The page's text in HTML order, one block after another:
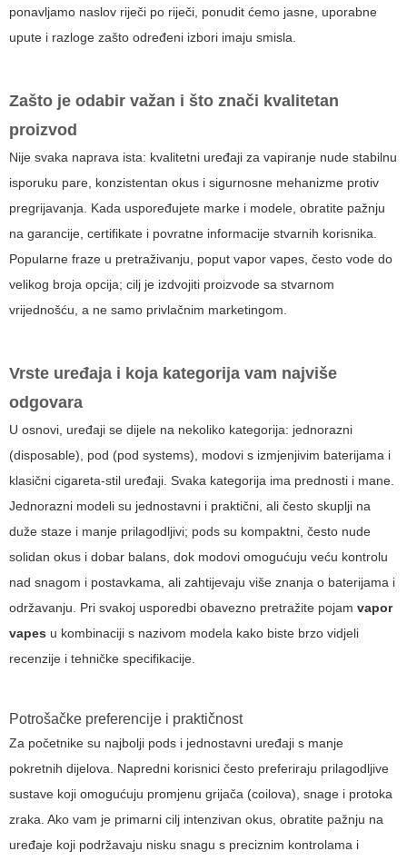
ponavljamo naslov riječi po riječi, ponudit ćemo jasne, uporabne
upute i razloge zašto određeni izbori imaju smisla.
Zašto je odabir važan i što znači kvalitetan
proizvod
Nije svaka naprava ista: kvalitetni uređaji za vapiranje nude stabilnu
isporuku pare, konzistentan okus i sigurnosne mehanizme protiv
pregrijavanja. Kada uspoređujete marke i modele, obratite pažnju
na garancije, certifikate i povratne informacije stvarnih korisnika.
Popularne fraze u pretraživanju, poput vapor vapes , često vode do
velikog broja opcija; cilj je izdvojiti proizvode sa stvarnom
vrijednošću, a ne samo privlačnim marketingom.
Vrste uređaja i koja kategorija vam najviše
odgovara
U osnovi, uređaji se dijele na nekoliko kategorija: jednorazni
(disposable), pod (pod systems), modovi s izmjenjivim baterijama i
klasični cigareta-stil uređaji. Svaka kategorija ima prednosti i mane.
Jednorazni modeli su jednostavni i praktični, ali često skuplji na
duže staze i manje prilagodljivi; pods su kompaktni, često nude
solidan okus i dobar balans, dok modovi omogućuju veću kontrolu
nad snagom i postavkama, ali zahtijevaju više znanja o baterijama i
održavanju. Pri svakoj usporedbi obavezno pretražite pojam vapor
vapes u kombinaciji s nazivom modela kako biste brzo vidjeli
recenzije i tehničke specifikacije.
Potrošačke preferencije i praktičnost
Za početnike su najbolji pods i jednostavni uređaji s manje
pokretnih dijelova. Napredni korisnici često preferiraju prilagodljive
sustave koji omogućuju promjenu grijača (coilova), snage i protoka
zraka. Ako vam je primarni cilj intenzivan okus, obratite pažnju na
uređaje koji podržavaju nisku snagu s preciznim kontrolama i